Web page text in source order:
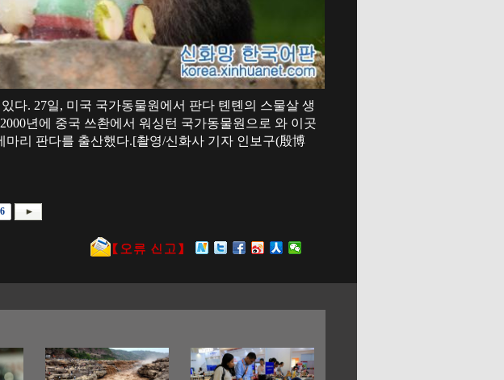
다. 27일, 미국 국가동물원에서 판다 톈톈의 스물살 생
년에 중국 쓰촨에서 워싱턴 국가동물원으로 와 이곳
마리 판다를 출산했다.[촬영/신화사 기자 인보구(殷博
6